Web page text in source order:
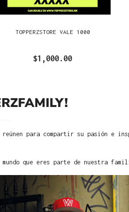
TOPPERZSTORE VALE 1000
$1,000.00
para compartir su pasión e
que eres parte de nuestra